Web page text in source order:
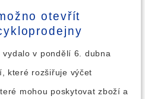
otevřít
v pondělí 6. dubna
které rozšiřuje výčet
mohou poskytovat zboží a